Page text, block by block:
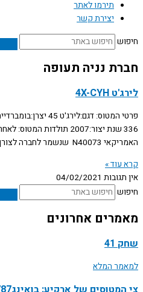
תירמו לאתר
יצירת קשר
חיפוש
חברת נניה תעופה
לירג'ט 4X-CYH
336 שנת יצור:2007
האמריקאי N40073 שנשמר לחברה לצורך
קרא עוד »
אין תגובות 04/02/2021
חיפוש
מאמרים אחרונים
שחק 41
למאמר המלא